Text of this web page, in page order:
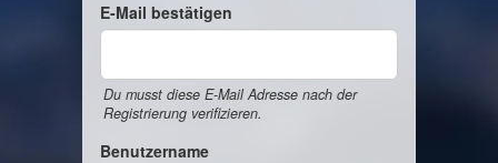
E-Mail bestätigen
Du musst diese E-Mail Adresse nach der
Registrierung verifizieren.
Benutzername